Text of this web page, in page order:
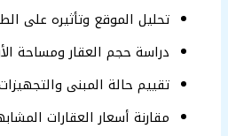
تحليل الموقع وتأثيره على
دراسة حجم العقار ومساحة
تقييم حالة المبنى
مقارنة أسعار العقارات